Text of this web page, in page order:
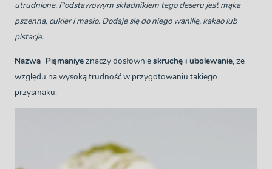
utrudnione. Podstawowym składnikiem tego deseru jest mąka
pszenna, cukier i masło. Dodaje się do niego wanilię, kakao lub
pistacje.
Nazwa Pişmaniyeznaczy dosłownieskruchę i ubolewanie, ze
względu na wysoką trudność w przygotowaniu takiego
przysmaku.